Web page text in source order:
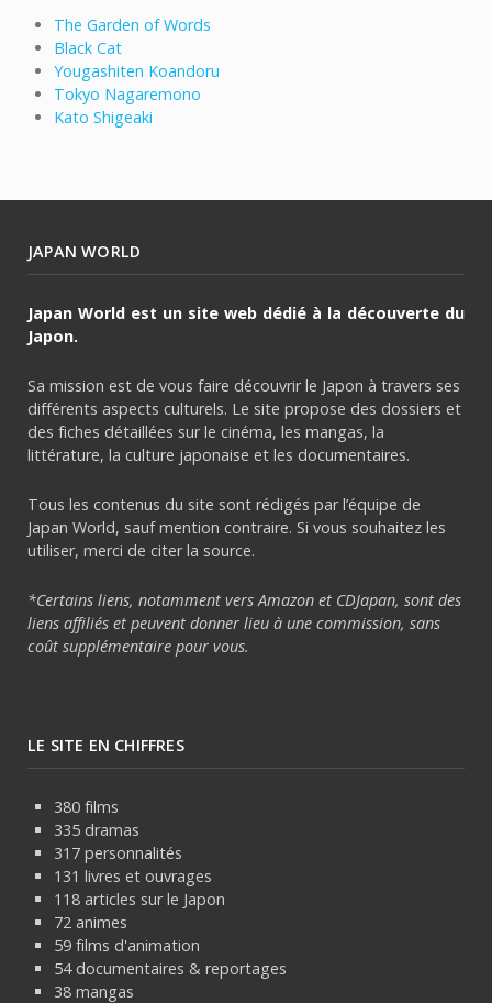
The Garden of Words
Black Cat
Yougashiten Koandoru
Tokyo Nagaremono
Kato Shigeaki
JAPAN WORLD
Japan World est un site web dédié à la découverte du
Japon.
Sa mission est de vous faire découvrir le Japon à travers ses
différents aspects culturels. Le site propose des dossiers et
des fiches détaillées sur le cinéma, les mangas, la
littérature, la culture japonaise et les documentaires.
Tous les contenus du site sont rédigés par l’équipe de
Japan World, sauf mention contraire. Si vous souhaitez les
utiliser, merci de citer la source.
*Certains liens, notamment vers Amazon et CDJapan, sont des
liens affiliés et peuvent donner lieu à une commission, sans
coût supplémentaire pour vous.
LE SITE EN CHIFFRES
380 films
335 dramas
317 personnalités
131 livres et ouvrages
118 articles sur le Japon
72 animes
59 films d'animation
54 documentaires & reportages
38 mangas